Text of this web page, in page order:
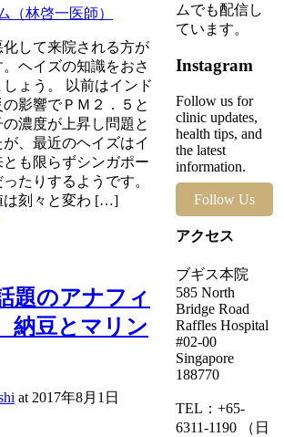
（林啓一医師）
して来院される方が
ヘイズの知識をおさ
ょう。 以前はインド
影響でＰＭ２．５と
濃度が上昇し問題と
、最近のヘイズはイ
も限らずシンガポー
たりするようです。
刻々と変わ […]
題のアナフィ
豆とマリン
at 2017年8月1日
ムでも配信し
ています。
Instagram
Follow us for
clinic updates,
health tips, and
the latest
information.
Follow Us
アクセス
ブギス本院
585 North
Bridge Road
Raffles Hospital
#02-00
Singapore
188770
TEL：+65-
6311-1190 （日